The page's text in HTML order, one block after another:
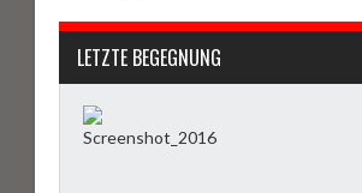
LETZTE BEGEGNUNG